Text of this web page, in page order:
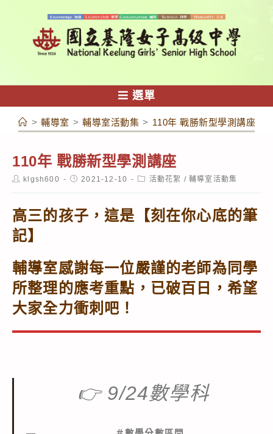
容
選單
> 輔導室 > 輔導室活動集 > 110年 戰勝新型學測講座
110年 戰勝新型學測講座
Postklgsh600
Post2021-12-10
Post活動花絮 / 輔導室活動集
高三的孩子，這是【刻在你心底的筆
記】
輔導室感謝每一位嚴謹的老師為同學
所整理的應考重點，已破百日，希望
大家全力衝刺吧！
👉9/24數學科